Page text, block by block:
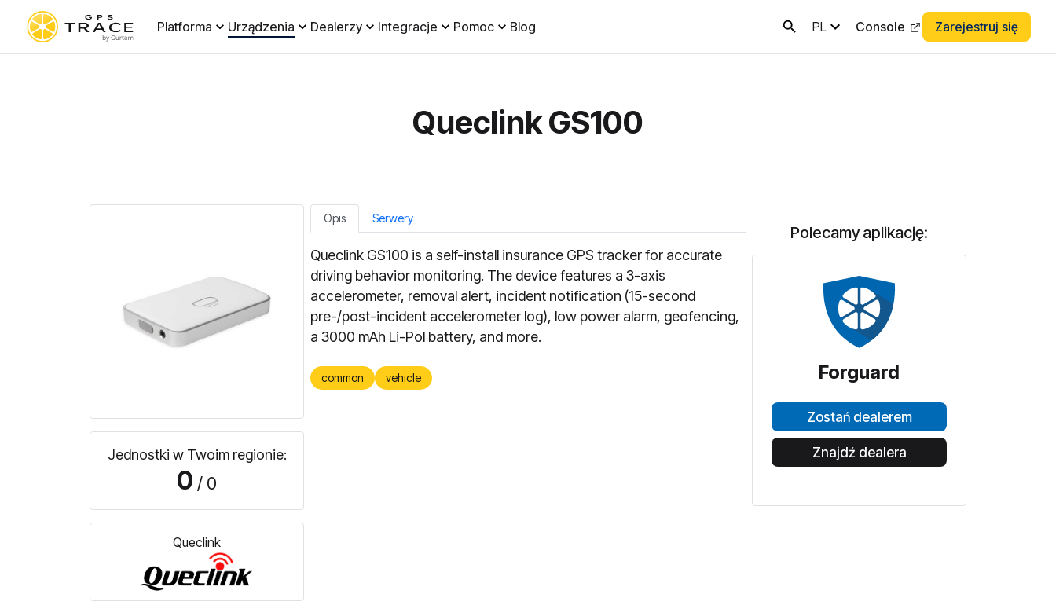
Platforma Urządzenia Dealerzy Integracje Pomoc Blog PL Console Zarejestruj się
Queclink GS100
Jednostki w Twoim regionie:
0 / 0
Queclink
Opis Serwery
Queclink GS100 is a self-install insurance GPS tracker for accurate
driving behavior monitoring. The device features a 3-axis
accelerometer, removal alert, incident notification (15-second
pre-/post-incident accelerometer log), low power alarm, geofencing,
a 3000 mAh Li-Pol battery, and more.
common vehicle
Polecamy aplikację:
Forguard
Zostań dealerem
Znajdź dealera